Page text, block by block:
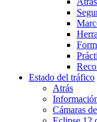
Estado del tráfico
Atrás
Cámaras